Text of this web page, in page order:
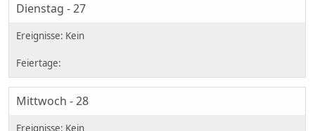
Dienstag - 27
Mittwoch - 28